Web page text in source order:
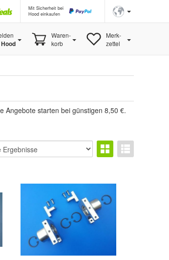
Mit Sicherheit bei
Hood einkaufen
Waren-
korb
Merk-
zettel
Angebote starten bei günstigen 8,50 €.